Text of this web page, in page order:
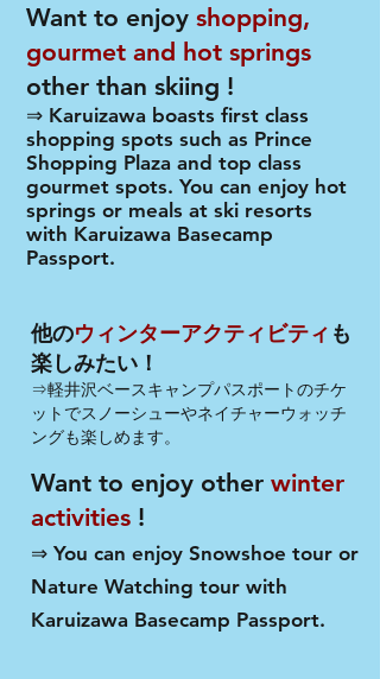
Want to enjoy shopping,
gourmet and hot springs
other than skiing !
⇒ Karuizawa boasts first class
shopping spots such as Prince
Shopping Plaza and top class
gourmet spots. You can enjoy hot
springs or meals at ski resorts
with Karuizawa Basecamp
Passport.
他のウィンターアクティビティ も
楽しみたい！
⇒軽井沢ベースキャンプパスポートのチケ
ットでスノーシューやネイチャーウォッチ
ングも楽しめます。
Want to enjoy other winter
activities !
⇒ You can enjoy Snowshoe tour or
Nature Watching tour with
Karuizawa Basecamp Passport.